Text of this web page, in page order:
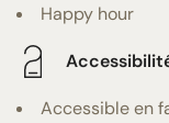
Happy hour
Accessible en